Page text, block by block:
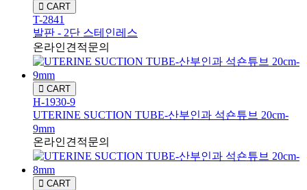
CART
T-2841
발판 - 2단 스테인레스
온라인견적문의
CART
H-1930-9
UTERINE SUCTION TUBE-산부인과 석숀튜브 20cm-
9mm
온라인견적문의
CART